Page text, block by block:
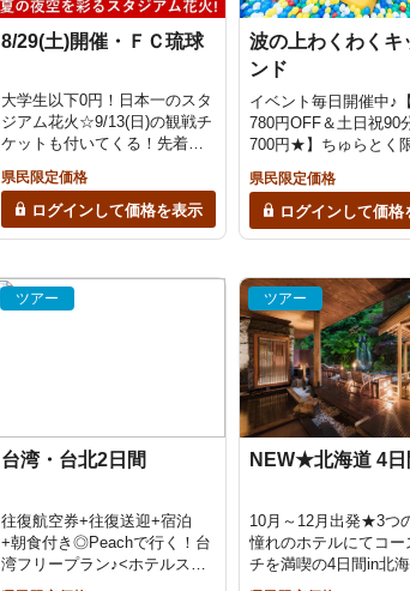
8/29(土)開催・ＦＣ琉球
大学生以下0円！日本一のスタ
ジアム花火☆9/13(日)の観戦チ
ケットも付いてくる！先着で
オリジナルシャツプレゼン
ト！キッチンカー＆イベント
盛りだくさん♪
県民限定価格
ログインして価格を表示
波の上わくわくキ
ンド
イベント毎日開催中♪
780円OFF＆土日祝90
700円★】ちゅらとく
からお仕事体験コーナ
盛りだくさん☆＜当日
で予約OK＞｜波の上
県民限定価格
ログインして価格
ツアー
台湾・台北2日間
往復航空券+往復送迎+宿泊
+朝食付き◎Peachで行く！台
湾フリープラン♪<ホテルスタ
ンダードクラス>
ツアー
NEW★北海道 4日
10月～12月出発★3つ
憧れのホテルにてコー
チを満喫の4日間in北
爺湖温泉・湯の川温泉